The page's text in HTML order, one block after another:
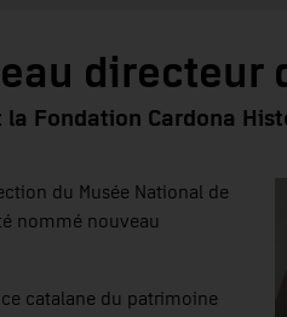
directeur
Fondation Cardona
du Musée National de
nommé nouveau
catalane du patrimoine